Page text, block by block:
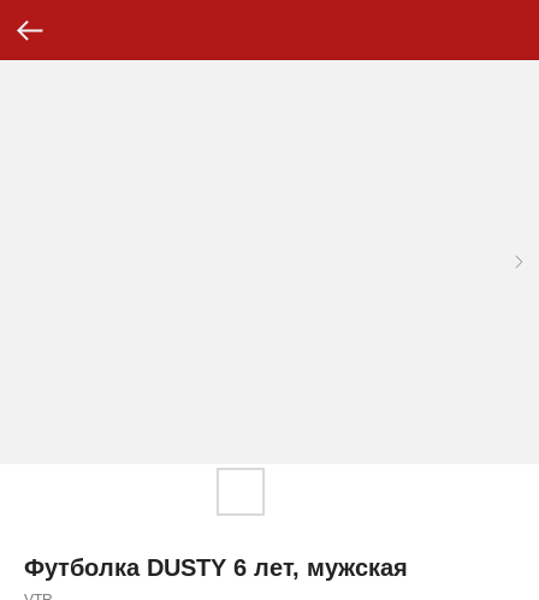
Футболка DUSTY 6 лет, мужская